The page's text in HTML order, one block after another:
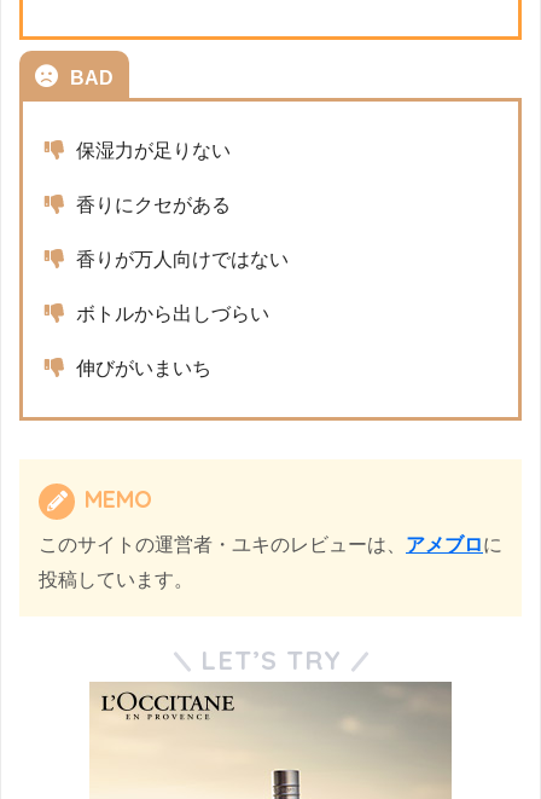
BAD
保湿力が足りない
香りにクセがある
香りが万人向けではない
ボトルから出しづらい
伸びがいまいち
MEMO
このサイトの運営者・ユキのレビューは、 アメブロに
投稿しています。
LET’S TRY